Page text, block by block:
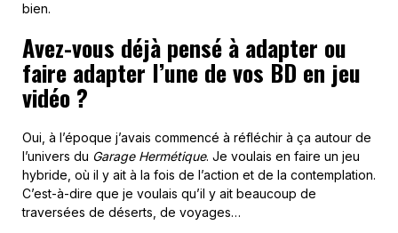
bien.
Avez-vous déjà pensé à adapter ou
faire adapter l’une de vos BD en jeu
vidéo ?
Oui, à l’époque j’avais commencé à réfléchir à ça autour de
l’univers du Garage Hermétique. Je voulais en faire un jeu
hybride, où il y ait à la fois de l’action et de la contemplation.
C’est-à-dire que je voulais qu’il y ait beaucoup de
traversées de déserts, de voyages…